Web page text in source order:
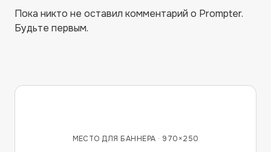
Пока никто не оставил комментарий о Prompter.
Будьте первым.
МЕСТО ДЛЯ БАННЕРА · 970×250